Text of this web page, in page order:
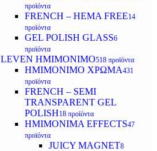
προϊόντα
FRENCH – HEMA FREE14
προϊόντα
GEL POLISH GLASS6
προϊόντα
LEVEN ΗΜΙΜΟΝΙΜΟ518 προϊόντα
ΗΜΙΜΟΝΙΜΟ ΧΡΩΜΑ431
προϊόντα
FRENCH – SEMI
TRANSPARENT GEL
POLISH18 προϊόντα
HMIMONIMA EFFECTS47
προϊόντα
JUICY MAGNET8